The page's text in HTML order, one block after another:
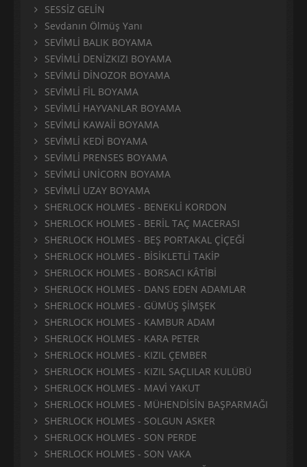
SESSİZ GELİN
Sevdanın Ölmüş Yanı
SEVİMLİ BALIK BOYAMA
SEVİMLİ DENİZKIZI BOYAMA
SEVİMLİ DİNOZOR BOYAMA
SEVİMLİ FİL BOYAMA
SEVİMLİ HAYVANLAR BOYAMA
SEVİMLİ KAWAİİ BOYAMA
SEVİMLİ KEDİ BOYAMA
SEVİMLİ PRENSES BOYAMA
SEVİMLİ UNİCORN BOYAMA
SEVİMLİ UZAY BOYAMA
SHERLOCK HOLMES - BENEKLİ KORDON
SHERLOCK HOLMES - BERİL TAÇ MACERASI
SHERLOCK HOLMES - BEŞ PORTAKAL ÇİÇEĞİ
SHERLOCK HOLMES - BİSİKLETLİ TAKİP
SHERLOCK HOLMES - BORSACI KÂTİBİ
SHERLOCK HOLMES - DANS EDEN ADAMLAR
SHERLOCK HOLMES - GÜMÜŞ ŞİMŞEK
SHERLOCK HOLMES - KAMBUR ADAM
SHERLOCK HOLMES - KARA PETER
SHERLOCK HOLMES - KIZIL ÇEMBER
SHERLOCK HOLMES - KIZIL SAÇLILAR KULÜBÜ
SHERLOCK HOLMES - MAVİ YAKUT
SHERLOCK HOLMES - MÜHENDİSİN BAŞPARMAĞI
SHERLOCK HOLMES - SOLGUN ASKER
SHERLOCK HOLMES - SON PERDE
SHERLOCK HOLMES - SON VAKA